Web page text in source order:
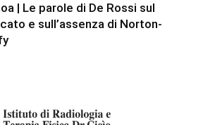
| Le parole di De Rossi sul
e sull’assenza di Norton-